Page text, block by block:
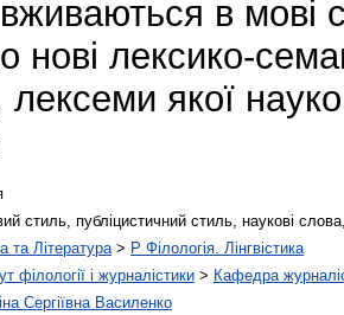
в мові
нові лексико-
лексеми якої
стиль, публіцистичний стиль, наукові
та Література > P Філологія. Лінгвістика
філології і журналістики > Кафедра
Сергіївна Василенко